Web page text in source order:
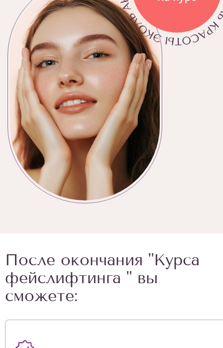
После окончания "Курса
фейслифтинга " вы
сможете: